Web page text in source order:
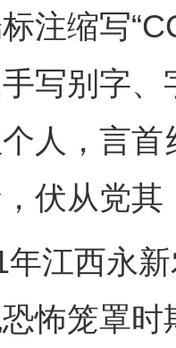
注缩写
写别字
人，言
伏从党
西永新
怖笼罩